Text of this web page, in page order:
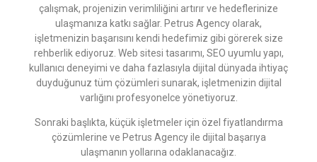
çalışmak, projenizin verimliliğini artırır ve hedeflerinize
ulaşmanıza katkı sağlar. Petrus Agency olarak,
işletmenizin başarısını kendi hedefimiz gibi görerek size
rehberlik ediyoruz. Web sitesi tasarımı, SEO uyumlu yapı,
kullanıcı deneyimi ve daha fazlasıyla dijital dünyada ihtiyaç
duyduğunuz tüm çözümleri sunarak, işletmenizin dijital
varlığını profesyonelce yönetiyoruz.
Sonraki başlıkta, küçük işletmeler için özel fiyatlandırma
çözümlerine ve Petrus Agency ile dijital başarıya
ulaşmanın yollarına odaklanacağız.